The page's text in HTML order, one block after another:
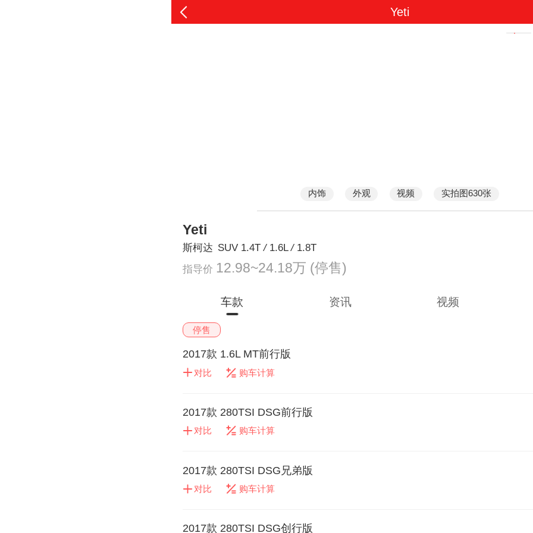
Yeti
内饰 外观 视频 实拍图630张
Yeti
斯柯达 SUV 1.4T/1.6L/1.8T
指导价 12.98~24.18万 (停售)
车款 资讯 视频
停售
2017款 1.6L MT前行版
对比 购车计算
2017款 280TSI DSG前行版
对比 购车计算
2017款 280TSI DSG兄弟版
对比 购车计算
2017款 280TSI DSG创行版